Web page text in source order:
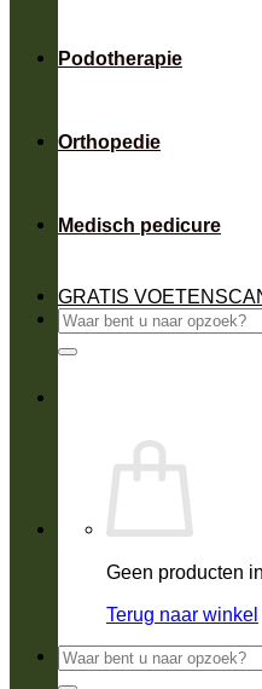
Podotherapie
Orthopedie
Medisch pedicure
GRATIS
Zoeken
naar:
Geen producten
Terug naar winkel
Zoeken